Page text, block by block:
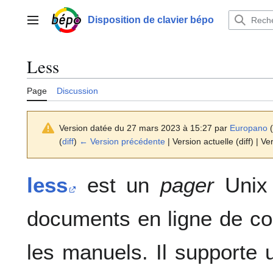
contenuMenu principalDisposition de clavier bépo
Less
Page Discussion
Version datée du 27 mars 2023 à 15:27 par Europano (
(diff) ← Version précédente | Version actuelle (diff) |
less est un pagerUnix
documents en ligne de
les manuels. Il supporte